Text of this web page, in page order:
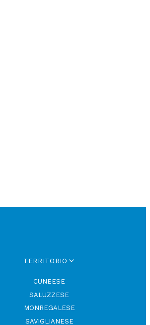
TERRITORIO
CUNEESE
SALUZZESE
MONREGALESE
SAVIGLIANESE